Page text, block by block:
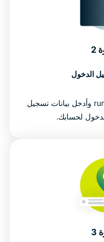
2
الدخول
قم بتشغيل معالج التثبيت .run وأدخل بيانات تسجيل
لحسابك.
3